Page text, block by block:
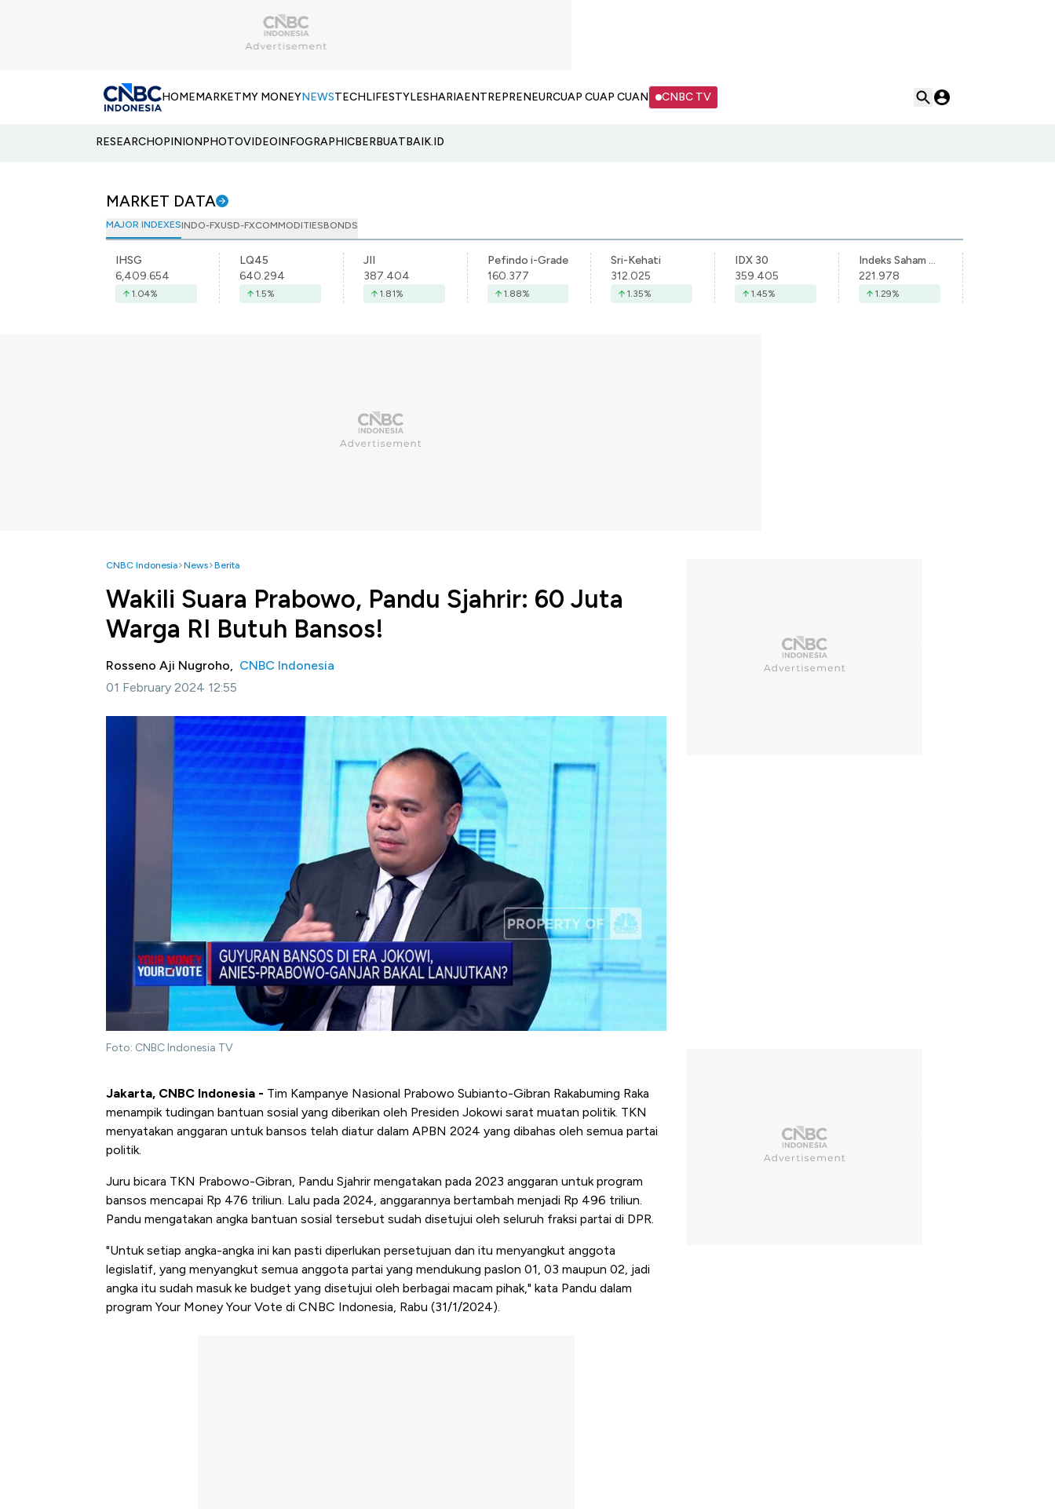
HOMEMARKETMY MONEYNEWSTECHLIFESTYLESHARIAENTREPRENEURCUAP CUAP CUAN CNBC TV
RESEARCHOPINIONPHOTOVIDEOINFOGRAPHICBERBUATBAIK.ID
MARKET DATA
MAJOR INDEXESINDO-FXUSD-FXCOMMODITIESBONDS
IHSG
6,409.654
1.04%
LQ45
640.294
1.5%
JII
387.404
1.81%
Pefindo i-Grade
160.377
1.88%
Sri-Kehati
312.025
1.35%
IDX 30
359.405
1.45%
Indeks Saham Syariah Indonesia
221.978
1.29%
CNBC Indonesia News Berita
Wakili Suara Prabowo, Pandu Sjahrir: 60 Juta
Warga RI Butuh Bansos!
Rosseno Aji Nugroho, CNBC Indonesia
01 February 2024 12:55
Foto: CNBC Indonesia TV
Jakarta, CNBC Indonesia - Tim Kampanye Nasional Prabowo Subianto-Gibran Rakabuming Raka
menampik tudingan bantuan sosial yang diberikan oleh Presiden Jokowi sarat muatan politik. TKN
menyatakan anggaran untuk bansos telah diatur dalam APBN 2024 yang dibahas oleh semua partai
politik.
Juru bicara TKN Prabowo-Gibran, Pandu Sjahrir mengatakan pada 2023 anggaran untuk program
bansos mencapai Rp 476 triliun. Lalu pada 2024, anggarannya bertambah menjadi Rp 496 triliun.
Pandu mengatakan angka bantuan sosial tersebut sudah disetujui oleh seluruh fraksi partai di DPR.
"Untuk setiap angka-angka ini kan pasti diperlukan persetujuan dan itu menyangkut anggota
legislatif, yang menyangkut semua anggota partai yang mendukung paslon 01, 03 maupun 02, jadi
angka itu sudah masuk ke budget yang disetujui oleh berbagai macam pihak," kata Pandu dalam
program Your Money Your Vote di CNBC Indonesia, Rabu (31/1/2024).